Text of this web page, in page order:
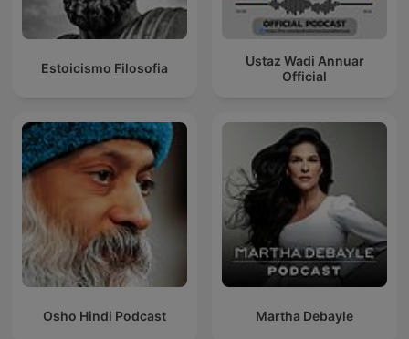
Estoicismo Filosofia
Ustaz Wadi Annuar
Official
Osho Hindi Podcast Martha Debayle